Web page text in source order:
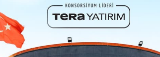
KATEGORILER